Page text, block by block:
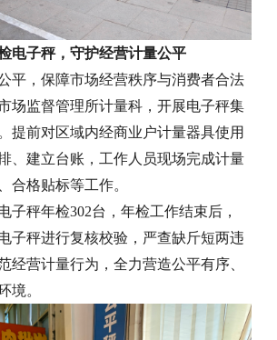
电子秤，守护经营计量公平
平，保障市场经营秩序与消费者合法
场监督管理所计量科，开展电子秤集
提前对区域内经商业户计量器具使用
、建立台账，工作人员现场完成计量
合格贴标等工作。
子秤年检302台，年检工作结束后，
子秤进行复核校验，严查缺斤短两违
经营计量行为，全力营造公平有序、
境。